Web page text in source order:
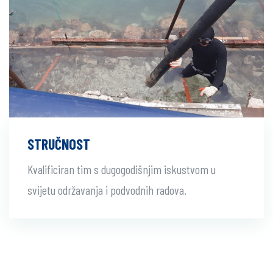
STRUČNOST
Kvalificiran tim s dugogodišnjim iskustvom u
svijetu održavanja i podvodnih radova.